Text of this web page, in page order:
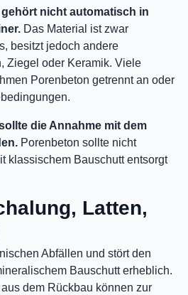
nicht automatisch in
Das Material ist zwar
besitzt jedoch andere
Ziegel oder Keramik. Viele
Porenbeton getrennt an oder
die Annahme mit dem
Porenbeton sollte nicht
klassischem Bauschutt entsorgt
Latten,
Abfällen und stört den
Bauschutt erheblich.
dem Rückbau können zur